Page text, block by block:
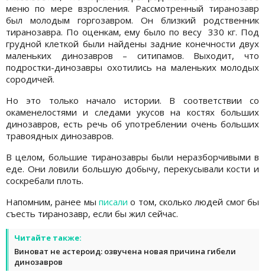
меню по мере взросления. Рассмотренный тиранозавр
был молодым горгозавром. Он близкий родственник
тиранозавра. По оценкам, ему было по весу 330 кг. Под
грудной клеткой были найдены задние конечности двух
маленьких динозавров – ситипамов. Выходит, что
подростки-динозавры охотились на маленьких молодых
сородичей.
Но это только начало истории. В соответствии со
окаменелостями и следами укусов на костях больших
динозавров, есть речь об употреблении очень больших
травоядных динозавров.
В целом, большие тиранозавры были неразборчивыми в
еде. Они ловили большую добычу, перекусывали кости и
соскребали плоть.
Напомним, ранее мы писали о том, сколько людей смог бы
съесть тиранозавр, если бы жил сейчас.
Читайте также:
Виноват не астероид: озвучена новая причина гибели
динозавров